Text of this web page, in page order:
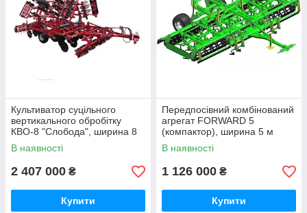
Культиватор суцільного
вертикального обробітку
КВО-8 "Слобода", ширина 8
м
В наявності
2 407 000 ₴
Купити
Передпосівний комбінований
агрегат FORWARD 5
(компактор), ширина 5 м
В наявності
1 126 000 ₴
Купити